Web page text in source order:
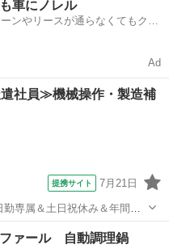
車にノレル
ンやリースが通らなくてもクル
Ad
社員≫機械操作・製造補
提携サイト 7月21日
専属＆土日祝休み＆年間休
ー通勤OK＆無料駐車場あり
城県常陸大宮市》 人気の
ファール 自動調理鍋